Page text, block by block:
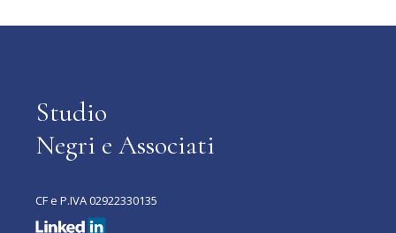
Studio
Negri e Associati
CF e P.IVA 02922330135